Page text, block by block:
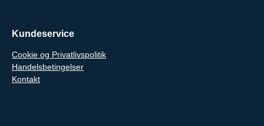
Kundeservice
Cookie og Privatlivspolitik
Handelsbetingelser
Kontakt